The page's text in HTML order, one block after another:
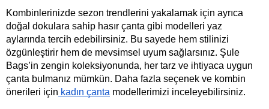
Kombinlerinizde sezon trendlerini yakalamak için ayrıca
doğal dokulara sahip hasır çanta gibi modelleri yaz
aylarında tercih edebilirsiniz. Bu sayede hem stilinizi
özgünleştirir hem de mevsimsel uyum sağlarsınız. Şule
Bags’in zengin koleksiyonunda, her tarz ve ihtiyaca uygun
çanta bulmanız mümkün. Daha fazla seçenek ve kombin
önerileri için kadın çanta modellerimizi inceleyebilirsiniz.